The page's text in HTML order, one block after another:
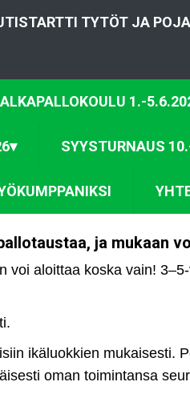
TYTÖT JA
1.-
▾ SYYSTURNAUS
ja mukaan
voi aloittaa koska vain!
ikäluokkien mukaisesti.
oman toimintansa